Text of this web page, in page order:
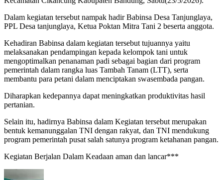
Dalam kegiatan tersebut nampak hadir Babinsa Desa Tanjunglaya,
PPL Desa tanjunglaya, Ketua Poktan Mitra Tani 2 beserta anggota.
Kehadiran Babinsa dalam kegiatan tersebut tujuannya yaitu
melaksanakan pendampingan kepada kelompok tani untuk
mengoptimalkan penanaman padi sebagai bagian dari program
pemerintah dalam rangka luas Tambah Tanam (LTT), serta
membantu para petani dalam menciptakan swasembada pangan.
Diharapkan kedepannya dapat meningkatkan produktivitas hasil
pertanian.
Selain itu, hadirnya Babinsa dalam Kegiatan tersebut merupakan
bentuk kemanunggalan TNI dengan rakyat, dan TNI mendukung
program pemerintah pusat salah satunya program ketahanan pangan.
Kegiatan Berjalan Dalam Keadaan aman dan lancar***